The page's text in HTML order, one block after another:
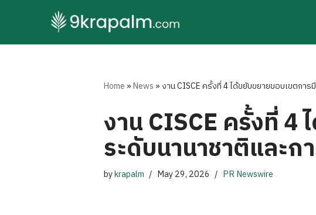
to
Home »News » งาน CISCE ครั้งที่ 4 ได้ขยับขยายขอบเขตกา
งาน CISCE ครั้งที่ 4
ระดับนานาชาติและก
bykrapalm May 29, 2026 PR Newswire